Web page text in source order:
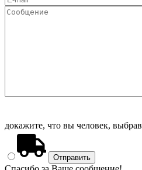
докажите, что вы человек, выбрав